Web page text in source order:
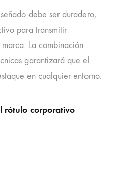
debe ser duradero,
para transmitir
La combinación
garantizará que el
en cualquier entorno.
rótulo corporativo